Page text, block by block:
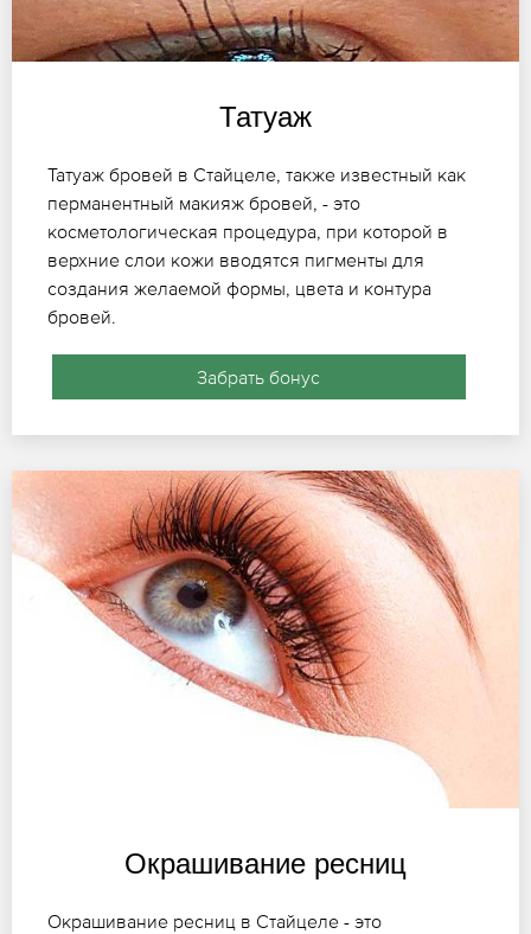
Татуаж
Татуаж бровей в Стайцеле, также известный как
перманентный макияж бровей, - это
косметологическая процедура, при которой в
верхние слои кожи вводятся пигменты для
создания желаемой формы, цвета и контура
бровей.
Забрать бонус
Окрашивание ресниц
Окрашивание ресниц в Стайцеле - это